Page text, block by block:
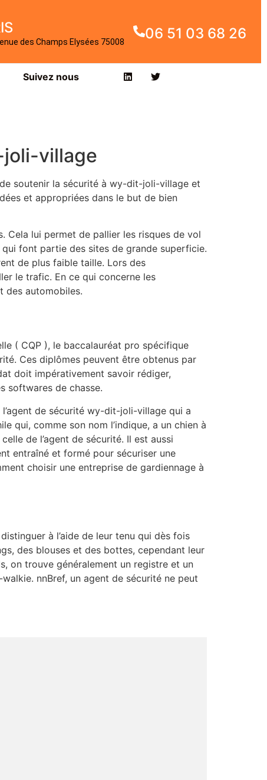
des Champs Elysées 75008 06 51 03 68 26
Suivez nous
village
soutenir la sécurité à wy-dit-joli-village et
et appropriées dans le but de bien
Cela lui permet de pallier les risques de vol
font partie des sites de grande superficie.
de plus faible taille. Lors des
le trafic. En ce qui concerne les
des automobiles.
( CQP ), le baccalauréat pro spécifique
Ces diplômes peuvent être obtenus par
doit impérativement savoir rédiger,
softwares de chasse.
de sécurité wy-dit-joli-village qui a
qui, comme son nom l’indique, a un chien à
de l’agent de sécurité. Il est aussi
entraîné et formé pour sécuriser une
choisir une entreprise de gardiennage à
à l’aide de leur tenu qui dès fois
des blouses et des bottes, cependant leur
on trouve généralement un registre et un
nnBref, un agent de sécurité ne peut